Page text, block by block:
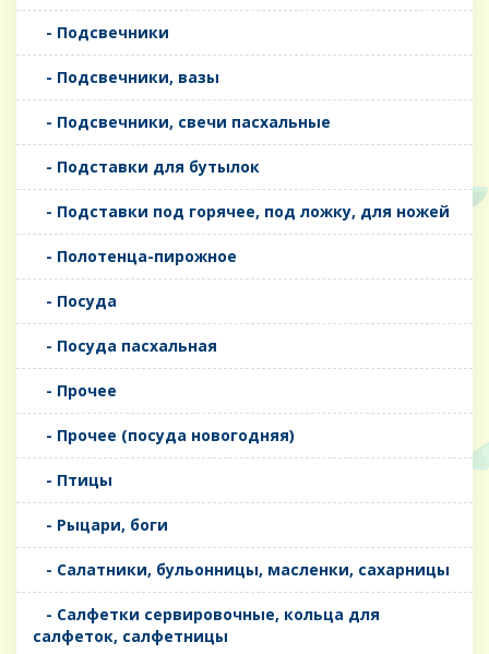
- Подсвечники
- Подсвечники, вазы
- Подсвечники, свечи пасхальные
- Подставки для бутылок
- Подставки под горячее, под ложку, для ножей
- Полотенца-пирожное
- Посуда
- Посуда пасхальная
- Прочее
- Прочее (посуда новогодняя)
- Птицы
- Рыцари, боги
- Салатники, бульонницы, масленки, сахарницы
- Салфетки сервировочные, кольца для
салфеток, салфетницы